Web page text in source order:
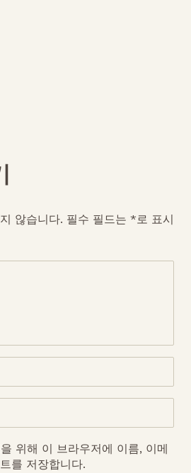
않습니다. 필수 필드는 *로 표시
위해 이 브라우저에 이름, 이메
를 저장합니다.